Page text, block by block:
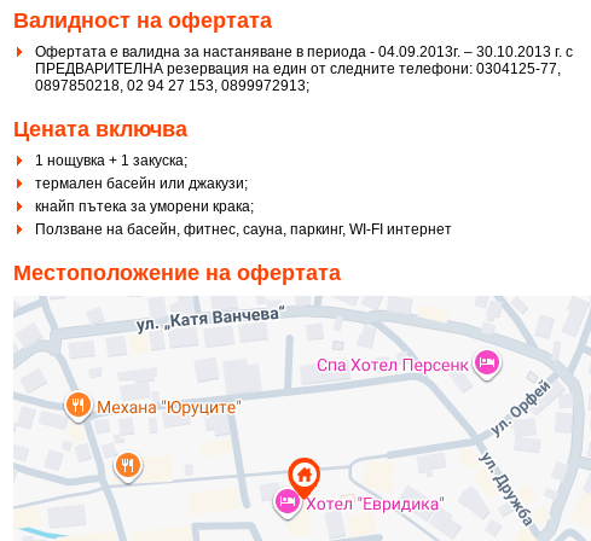
Валидност на офертата
Офертата е валидна за настаняване в периода - 04.09.2013г. – 30.10.2013 г. с
ПРЕДВАРИТЕЛНА резервация на един от следните телефони: 0304125-77,
0897850218, 02 94 27 153, 0899972913;
Цената включва
1 нощувка + 1 закуска;
термален басейн или джакузи;
кнайп пътека за уморени крака;
Ползване на басейн, фитнес, сауна, паркинг, WI-FI интернет
Местоположение на офертата